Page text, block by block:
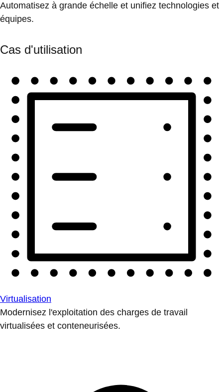
Automatisez à grande échelle et unifiez technologies et
équipes.
Cas d'utilisation
Virtualisation
Modernisez l'exploitation des charges de travail
virtualisées et conteneurisées.